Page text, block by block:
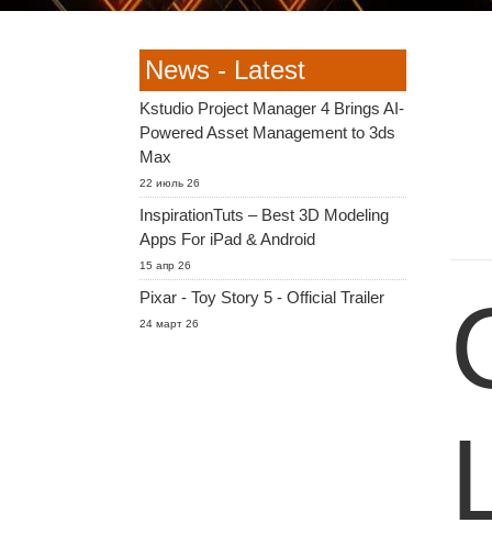
News - Latest
Kstudio Project Manager 4 Brings AI-
Powered Asset Management to 3ds
Max
22 июль 26
InspirationTuts – Best 3D Modeling
Apps For iPad & Android
15 апр 26
Pixar - Toy Story 5 - Official Trailer
24 март 26